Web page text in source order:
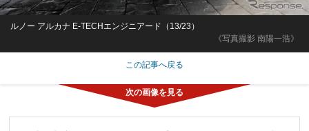
《写真撮影 南陽一浩》
ルノー アルカナ E-TECHエンジニアード（13/23）
この記事へ戻る